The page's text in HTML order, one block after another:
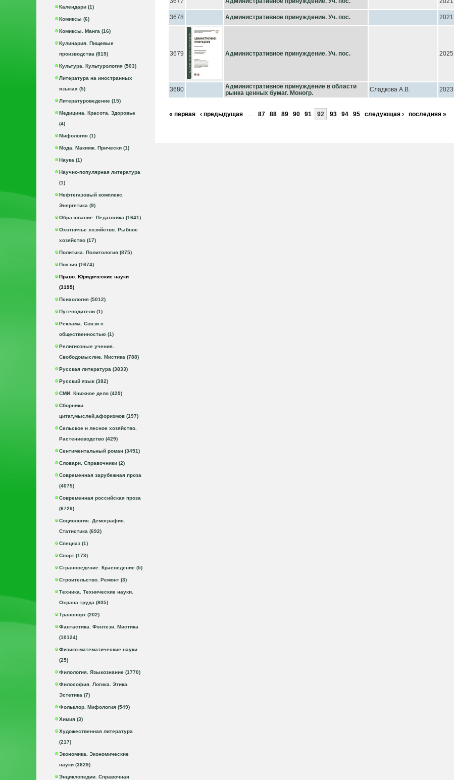
Календари (1)
Комиксы (6)
Комиксы. Манга (16)
Кулинария. Пищевые
производства (815)
Культура. Культурология (503)
Литература на иностранных
языках (5)
Литературоведение (15)
Медицина. Красота. Здоровье
(4)
Мифология (1)
Мода. Макияж. Прически (1)
Наука (1)
Научно-популярная литература
(1)
Нефтегазовый комплекс.
Энергетика (9)
Образование. Педагогика (1641)
Охотничье хозяйство. Рыбное
хозяйство (17)
Политика. Политология (875)
Поэзия (1674)
Право. Юридические науки
(3195)
Психология (5012)
Путеводители (1)
Реклама. Связи с
общественностью (1)
Религиозные учения.
Свободомыслие. Мистика (788)
Русская литература (3833)
Русский язык (382)
СМИ. Книжное дело (429)
Сборники
цитат,мыслей,афоризмов (197)
Сельское и лесное хозяйство.
Растениеводство (429)
Сентиментальный роман (3451)
Словари. Справочники (2)
Современная зарубежная проза
(4075)
Современная российская проза
(6729)
Социология. Демография.
Статистика (692)
Спецназ (1)
Спорт (173)
Страноведение. Краеведение (5)
Строительство. Ремонт (3)
Техника. Технические науки.
Охрана труда (805)
Транспорт (202)
Фантастика. Фэнтези. Мистика
(10124)
Физико-математические науки
(25)
Филология. Языкознание (1770)
Философия. Логика. Этика.
Эстетика (7)
Фольклор. Мифология (549)
Химия (3)
Художественная литература
(217)
Экономика. Экономические
науки (3629)
Энциклопедии. Справочная
3678 Административное принуждение. Уч. пос. 2021
3679 Административное принуждение. Уч. пос. 2025
3680
Административное принуждение в области
рынка ценных бумаг. Моногр.
Сладкова А.В. 2023
« первая ‹ предыдущая … 87 88 89 90 91 92 93 94 95 следующая › последняя »